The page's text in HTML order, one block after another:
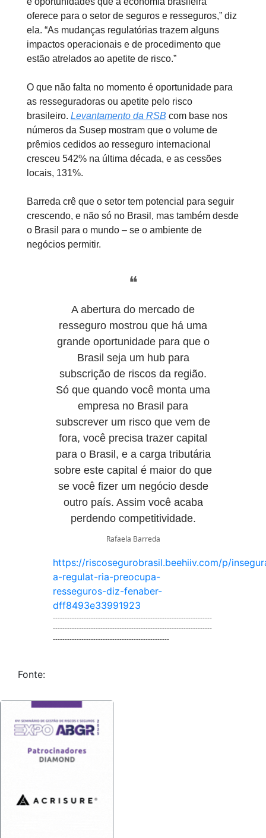
oferece para o setor de seguros e resseguros,” diz
ela. “As mudanças regulatórias trazem alguns
impactos operacionais e de procedimento que
estão atrelados ao apetite de risco.”
O que não falta no momento é oportunidade para
as resseguradoras ou apetite pelo risco
brasileiro. Levantamento da RSB com base nos
números da Susep mostram que o volume de
prêmios cedidos ao resseguro internacional
cresceu 542% na última década, e as cessões
locais, 131%.
Barreda crê que o setor tem potencial para seguir
crescendo, e não só no Brasil, mas também desde
o Brasil para o mundo – se o ambiente de
negócios permitir.
❝
A abertura do mercado de
resseguro mostrou que há uma
grande oportunidade para que o
Brasil seja um hub para
subscrição de riscos da região.
Só que quando você monta uma
empresa no Brasil para
subscrever um risco que vem de
fora, você precisa trazer capital
para o Brasil, e a carga tributária
sobre este capital é maior do que
se você fizer um negócio desde
outro país. Assim você acaba
perdendo competitividade.
Rafaela Barreda
https://riscosegurobrasil.beehiiv.com/p/
a-regulat-ria-preocupa-
resseguros-diz-fenaber-
dff8493e33991923
-------------------------------------------------------------------
-------------------------------------------------------------------
-------------------------------------------------
Fonte: